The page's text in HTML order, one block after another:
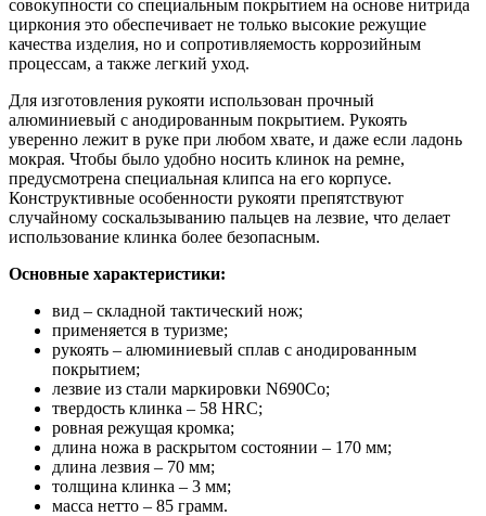
совокупности со специальным покрытием на основе нитрида
циркония это обеспечивает не только высокие режущие
качества изделия, но и сопротивляемость коррозийным
процессам, а также легкий уход.
Для изготовления рукояти использован прочный
алюминиевый с анодированным покрытием. Рукоять
уверенно лежит в руке при любом хвате, и даже если ладонь
мокрая. Чтобы было удобно носить клинок на ремне,
предусмотрена специальная клипса на его корпусе.
Конструктивные особенности рукояти препятствуют
случайному соскальзыванию пальцев на лезвие, что делает
использование клинка более безопасным.
Основные характеристики:
вид – складной тактический нож;
применяется в туризме;
рукоять – алюминиевый сплав с анодированным
покрытием;
лезвие из стали маркировки N690Co;
твердость клинка – 58 HRC;
ровная режущая кромка;
длина ножа в раскрытом состоянии – 170 мм;
длина лезвия – 70 мм;
толщина клинка – 3 мм;
масса нетто – 85 грамм.